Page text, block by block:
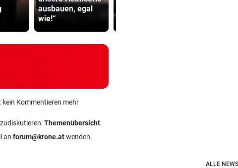
ausbauen, egal
wie!“
Kommentieren mehr
Themenübersicht.
an forum@krone.atwenden.
ALLE